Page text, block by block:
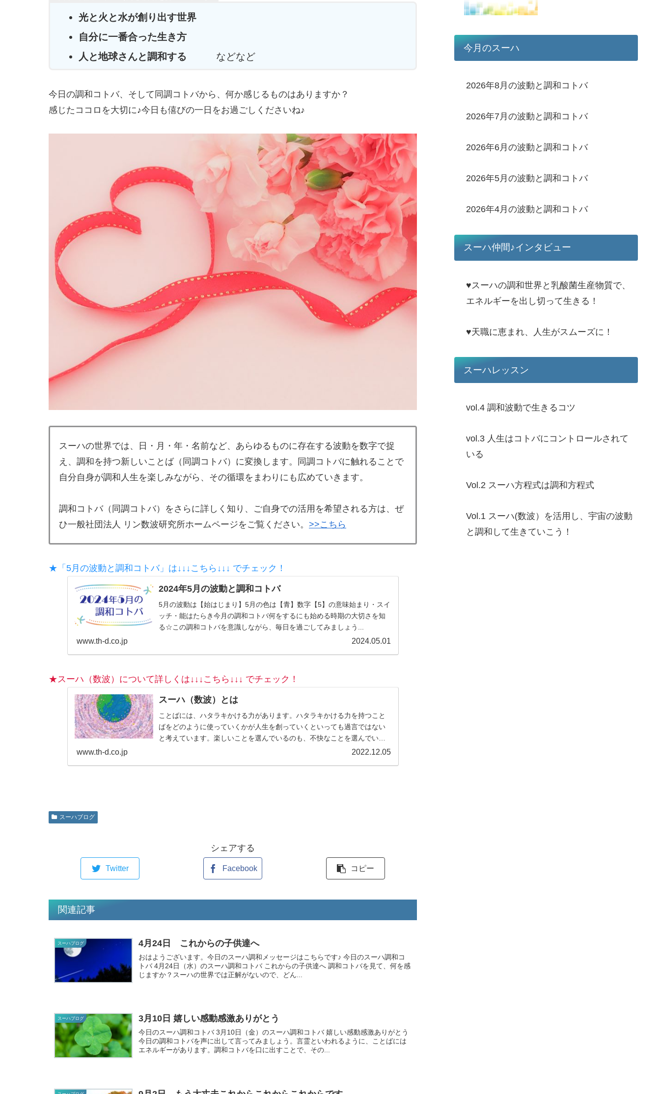
光と火と水が創り出す世界
自分に一番合った生き方
人と地球さんと調和する
などなど
今日の調和コトバ、そして同調コトバから、何か感じるものはありますか？
感じたココロを大切に♪今日も僖びの一日をお過ごしくださいね♪
スーハの世界では、日・月・年・名前など、あらゆるものに存在する波動を数字で捉
え、調和を持つ新しいことば（同調コトバ）に変換します。同調コトバに触れることで
自分自身が調和人生を楽しみながら、その循環をまわりにも広めていきます。
調和コトバ（同調コトバ）をさらに詳しく知り、ご自身での活用を希望される方は、ぜ
ひ一般社団法人 リン数波研究所ホームページをご覧ください。 >>こちら
★「5月の波動と調和コトバ」は↓↓↓こちら↓↓↓ でチェック！
2024年5月の波動と調和コトバ
5月の波動は【始はじまり】5月の色は【青】数字【5】の意味始まり・スイ
ッチ・能はたらき今月の調和コトバ何をするにも始める時期の大切さを知
る☆この調和コトバを意識しながら、毎日を過ごしてみましょう...
www.th-d.co.jp 2024.05.01
★スーハ（数波）について詳しくは↓↓↓こちら↓↓↓ でチェック！
スーハ（数波）とは
ことばには、ハタラキかける力があります。ハタラキかける力を持つこと
ばをどのように使っていくかが人生を創っていくといっても過言ではない
と考えています。楽しいことを選んでいるのも、不快なことを選んでいる
www.th-d.co.jp 2022.12.05
スーハブログ
シェアする
Twitter Facebook コピー
関連記事
スーハブログ 4月24日 これからの子供達へ
おはようございます。今日のスーハ調和メッセージはこちらです♪ 今日のスーハ調和コ
トバ 4月24日（水）のスーハ調和コトバ これからの子供達へ 調和コトバを見て、何を感
じますか？スーハの世界では正解がないので、どん...
スーハブログ 3月10日 嬉しい感動感激ありがとう
今日のスーハ調和コトバ 3月10日（金）のスーハ調和コトバ 嬉しい感動感激ありがとう
今日の調和コトバを声に出して言ってみましょう。言霊といわれるように、ことばには
エネルギーがあります。調和コトバを口に出すことで、その...
今月のスーハ
2026年8月の波動と調和コトバ
2026年7月の波動と調和コトバ
2026年6月の波動と調和コトバ
2026年5月の波動と調和コトバ
2026年4月の波動と調和コトバ
スーハ仲間♪インタビュー
♥スーハの調和世界と乳酸菌生産物質で、
エネルギーを出し切って生きる！
♥天職に恵まれ、人生がスムーズに！
スーハレッスン
vol.4 調和波動で生きるコツ
vol.3 人生はコトバにコントロールされて
いる
Vol.2 スーハ方程式は調和方程式
Vol.1 スーハ(数波）を活用し、宇宙の波動
と調和して生きていこう！